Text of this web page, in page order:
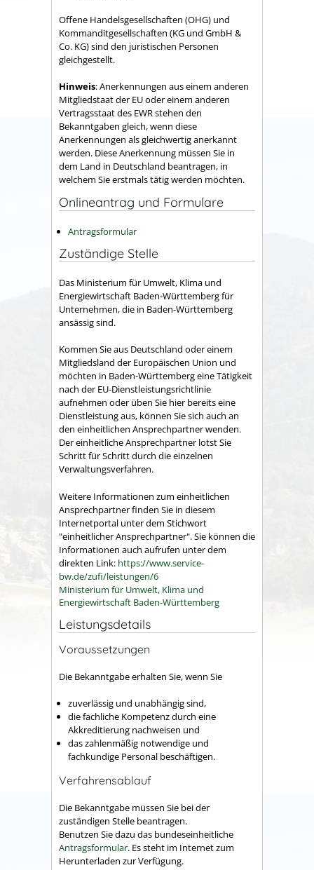
Offene Handelsgesellschaften (OHG) und
Kommanditgesellschaften (KG und GmbH &
Co. KG) sind den juristischen Personen
gleichgestellt.
Hinweis: Anerkennungen aus einem anderen
Mitgliedstaat der EU oder einem anderen
Vertragsstaat des EWR stehen den
Bekanntgaben gleich, wenn diese
Anerkennungen als gleichwertig anerkannt
werden. Diese Anerkennung müssen Sie in
dem Land in Deutschland beantragen, in
welchem Sie erstmals tätig werden möchten.
Onlineantrag und Formulare
Antragsformular
Zuständige Stelle
Das Ministerium für Umwelt, Klima und
Energiewirtschaft Baden-Württemberg für
Unternehmen, die in Baden-Württemberg
ansässig sind.
Kommen Sie aus Deutschland oder einem
Mitgliedsland der Europäischen Union und
möchten in Baden-Württemberg eine Tätigkeit
nach der EU-Dienstleistungsrichtlinie
aufnehmen oder üben Sie hier bereits eine
Dienstleistung aus, können Sie sich auch an
den einheitlichen Ansprechpartner wenden.
Der einheitliche Ansprechpartner lotst Sie
Schritt für Schritt durch die einzelnen
Verwaltungsverfahren.
Weitere Informationen zum einheitlichen
Ansprechpartner finden Sie in diesem
Internetportal unter dem Stichwort
"einheitlicher Ansprechpartner". Sie können die
Informationen auch aufrufen unter dem
direkten Link: https://www.service-
bw.de/zufi/leistungen/6
Ministerium für Umwelt, Klima und
Energiewirtschaft Baden-Württemberg
Leistungsdetails
Voraussetzungen
Die Bekanntgabe erhalten Sie, wenn Sie
zuverlässig und unabhängig sind,
die fachliche Kompetenz durch eine
Akkreditierung nachweisen und
das zahlenmäßig notwendige und
fachkundige Personal beschäftigen.
Verfahrensablauf
Die Bekanntgabe müssen Sie bei der
zuständigen Stelle beantragen.
Benutzen Sie dazu das bundeseinheitliche
Antragsformular. Es steht im Internet zum
Herunterladen zur Verfügung.